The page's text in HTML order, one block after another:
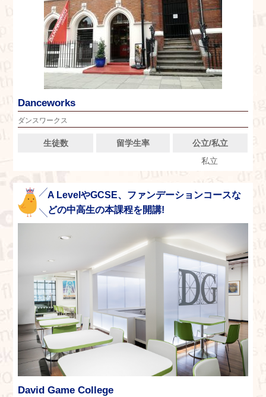
Danceworks
ダンスワークス
生徒数 留学生率
公立/私立
私立
A LevelやGCSE、ファンデーションコースな
どの中高生の本課程を開講!
David Game College